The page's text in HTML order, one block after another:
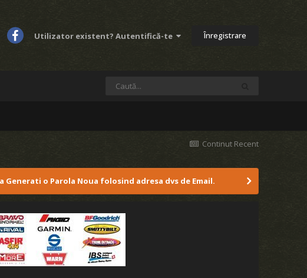
Utilizator existent? Autentifică-te Înregistrare
Continut Recent
o Parola Noua folosind adresa dvs de Email.